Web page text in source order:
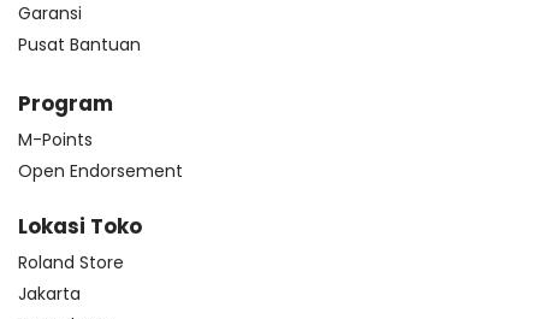
Garansi
Pusat Bantuan
Program
M-Points
Open Endorsement
Lokasi Toko
Roland Store
Jakarta